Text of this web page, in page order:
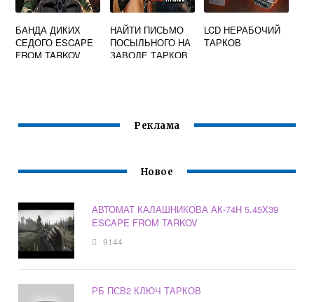
БАНДА ДИКИХ
СЕДОГО ESCAPE
FROM TARKOV
НАЙТИ ПИСЬМО
ПОСЫЛЬНОГО НА
ЗАВОДЕ ТАРКОВ
LCD НЕРАБОЧИЙ
ТАРКОВ
Реклама
Новое
АВТОМАТ КАЛАШНИКОВА АК-74Н 5.45X39
ESCAPE FROM TARKOV
9144
РБ ПСВ2 КЛЮЧ ТАРКОВ